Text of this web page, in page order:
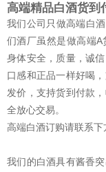
高端精品白酒货到
我们公司只做高端白
们酒厂虽然是做高端
身体安全，质量，诚
口感和正品一样好喝
发价，支持货到付款
全放心交易。
高端白酒订购请联系下
我们的白酒具有酱香